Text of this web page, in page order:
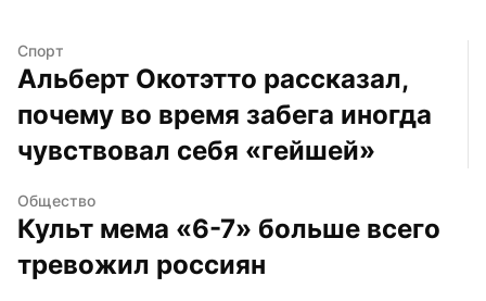
Спорт
Альберт Окотэтто рассказал,
почему во время забега иногда
чувствовал себя «гейшей»
Общество
Культ мема «6-7» больше всего
тревожил россиян